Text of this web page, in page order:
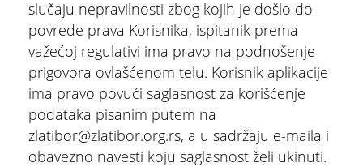
slučaju nepravilnosti zbog kojih je došlo do
povrede prava Korisnika, ispitanik prema
važećoj regulativi ima pravo na podnošenje
prigovora ovlašćenom telu. Korisnik aplikacije
ima pravo povući saglasnost za korišćenje
podataka pisanim putem na
zlatibor@zlatibor.org.rs, a u sadržaju e-maila i
obavezno navesti koju saglasnost želi ukinuti.